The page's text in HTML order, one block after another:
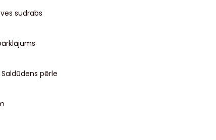
sudrabs
pērle